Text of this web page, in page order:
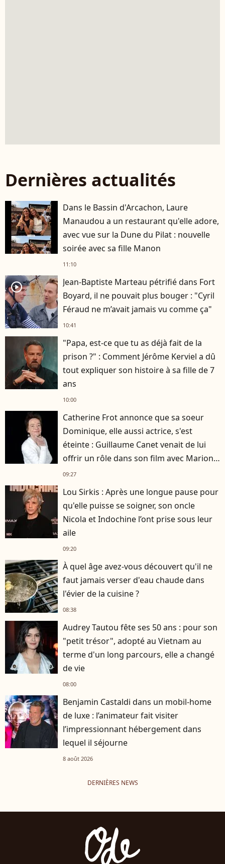
Dernières actualités
Dans le Bassin d'Arcachon, Laure
Manaudou a un restaurant qu'elle adore,
avec vue sur la Dune du Pilat : nouvelle
soirée avec sa fille Manon
11:10
player2
Jean-Baptiste Marteau pétrifié dans Fort
Boyard, il ne pouvait plus bouger : "Cyril
Féraud ne m’avait jamais vu comme ça"
10:41
"Papa, est-ce que tu as déjà fait de la
prison ?" : Comment Jérôme Kerviel a dû
tout expliquer son histoire à sa fille de 7
ans
10:00
Catherine Frot annonce que sa soeur
Dominique, elle aussi actrice, s'est
éteinte : Guillaume Canet venait de lui
offrir un rôle dans son film avec Marion
Cotillard
09:27
Lou Sirkis : Après une longue pause pour
qu'elle puisse se soigner, son oncle
Nicola et Indochine l’ont prise sous leur
aile
09:20
À quel âge avez-vous découvert qu'il ne
faut jamais verser d'eau chaude dans
l'évier de la cuisine ?
08:38
Audrey Tautou fête ses 50 ans : pour son
"petit trésor", adopté au Vietnam au
terme d'un long parcours, elle a changé
de vie
08:00
Benjamin Castaldi dans un mobil-home
de luxe : l’animateur fait visiter
l’impressionnant hébergement dans
lequel il séjourne
8 août 2026
DERNIÈRES NEWS